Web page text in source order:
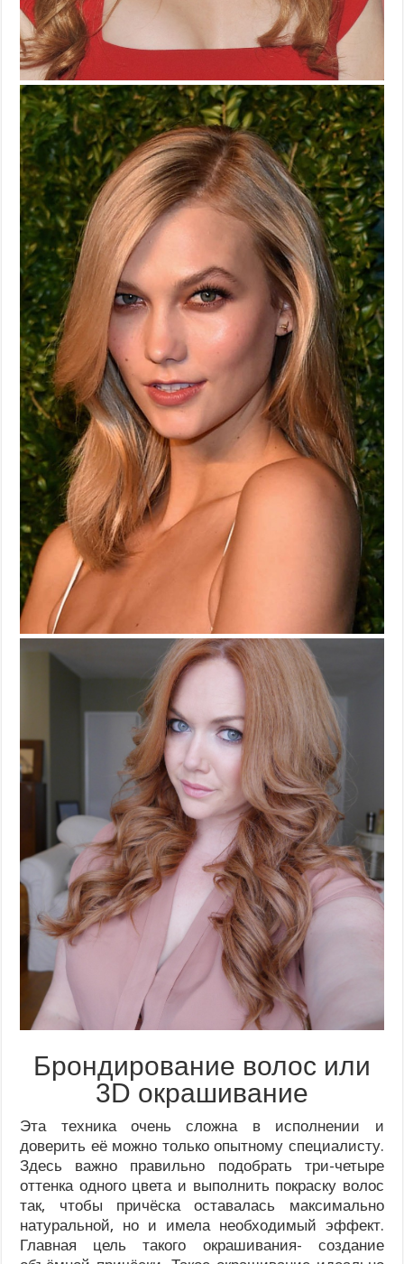
Брондирование волос или
3D окрашивание
Эта техника очень сложна в исполнении и
доверить её можно только опытному специалисту.
Здесь важно правильно подобрать три-четыре
оттенка одного цвета и выполнить покраску волос
так, чтобы причёска оставалась максимально
натуральной, но и имела необходимый эффект.
Главная цель такого окрашивания- создание